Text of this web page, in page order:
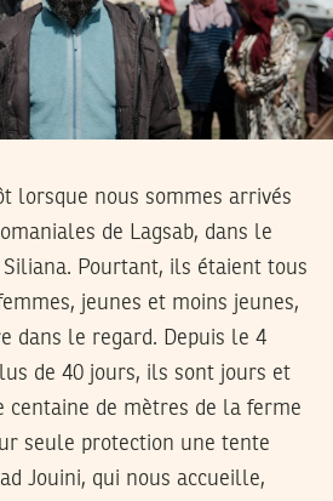
de Lagsab, dans le
Pourtant, ils étaient tous
jeunes et moins jeunes,
dans le regard. Depuis le 4
de 40 jours, ils sont jours et
centaine de mètres de la ferme
seule protection une tente
Jouini, qui nous accueille,